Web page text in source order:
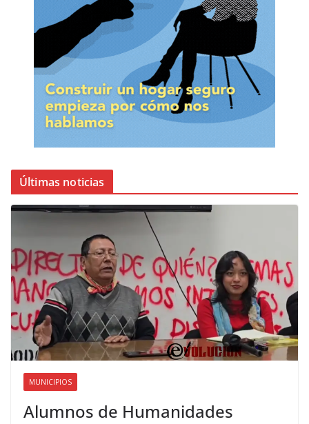
Últimas noticias
MUNICIPIOS
Alumnos de Humanidades